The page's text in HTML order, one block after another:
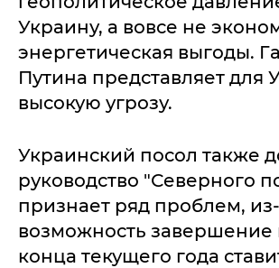
Украину, а вовсе не
энергетическая выгоды.
Путина представляет для
высокую угрозу.
Украинский посол также
руководство "Северного
признает ряд проблем,
возможность завершение
конца текущего года